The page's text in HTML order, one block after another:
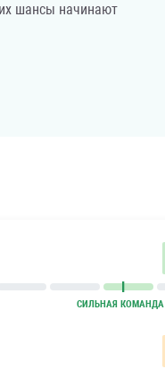
шансы начинают
СИЛЬНАЯ КОМАНДА